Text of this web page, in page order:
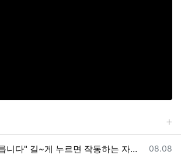
등록일
08.08
"운전자 90%가 모릅니다" 길~게 누르면 작동하는 자동차 숨겨진 꿀기능